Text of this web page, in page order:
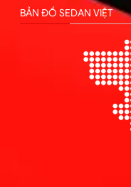
BẢN ĐỒ SEDAN VIỆT